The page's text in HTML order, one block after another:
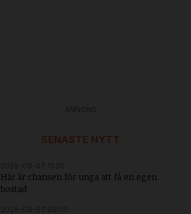
SENASTE NYTT
Här är chansen för unga att få en egen
bostad